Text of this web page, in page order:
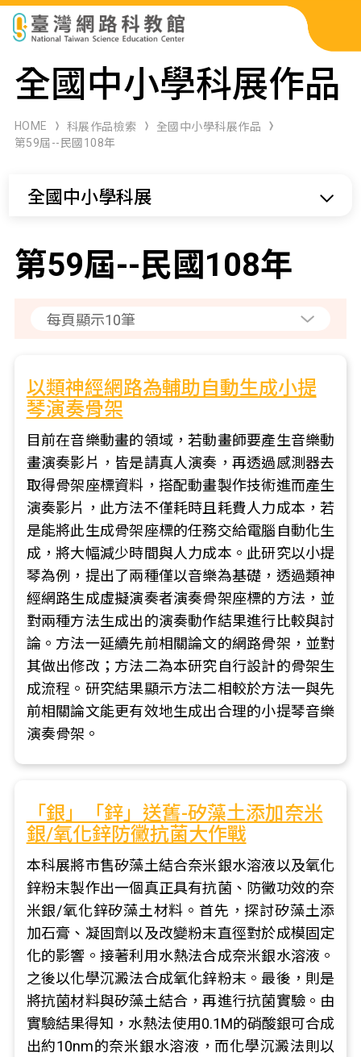
科展作品檢索
科學研習月刊
全國中小學科展作品
HOME 科展作品檢索
全國中小學科展作品
第59屆--民國108年
全國中小學科展
第59屆--民國108年
以類神經網路為輔助自動生成小提
琴演奏骨架
目前在音樂動畫的領域，若動畫師要產生音樂動
畫演奏影片，皆是請真人演奏，再透過感測器去
取得骨架座標資料，搭配動畫製作技術進而產生
演奏影片，此方法不僅耗時且耗費人力成本，若
是能將此生成骨架座標的任務交給電腦自動化生
成，將大幅減少時間與人力成本。此研究以小提
琴為例，提出了兩種僅以音樂為基礎，透過類神
經網路生成虛擬演奏者演奏骨架座標的方法，並
對兩種方法生成出的演奏動作結果進行比較與討
論。方法一延續先前相關論文的網路骨架，並對
其做出修改；方法二為本研究自行設計的骨架生
成流程。研究結果顯示方法二相較於方法一與先
前相關論文能更有效地生成出合理的小提琴音樂
演奏骨架。
「銀」「鋅」送舊-矽藻土添加奈米
銀/氧化鋅防黴抗菌大作戰
本科展將市售矽藻土結合奈米銀水溶液以及氧化
鋅粉末製作出一個真正具有抗菌、防黴功效的奈
米銀/氧化鋅矽藻土材料。首先，探討矽藻土添
加石膏、凝固劑以及改變粉末直徑對於成模固定
化的影響。接著利用水熱法合成奈米銀水溶液。
之後以化學沉澱法合成氧化鋅粉末。最後，則是
將抗菌材料與矽藻土結合，再進行抗菌實驗。由
實驗結果得知，水熱法使用0.1M的硝酸銀可合成
出約10nm的奈米銀水溶液，而化學沉澱法則以